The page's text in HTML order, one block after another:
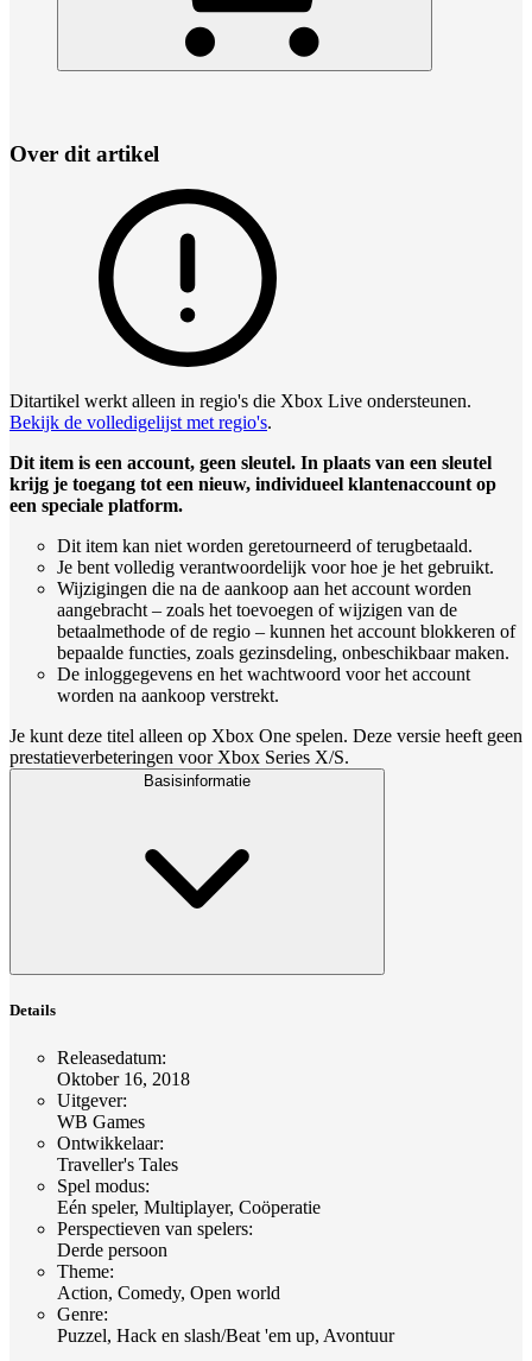
Over dit artikel
Ditartikel werkt alleen in regio's die Xbox Live ondersteunen.
Bekijk de volledigelijst met regio's.
Dit item is een account, geen sleutel. In plaats van een sleutel
krijg je toegang tot een nieuw, individueel klantenaccount op
een speciale platform.
Dit item kan niet worden geretourneerd of terugbetaald.
Je bent volledig verantwoordelijk voor hoe je het gebruikt.
Wijzigingen die na de aankoop aan het account worden
aangebracht – zoals het toevoegen of wijzigen van de
betaalmethode of de regio – kunnen het account blokkeren of
bepaalde functies, zoals gezinsdeling, onbeschikbaar maken.
De inloggegevens en het wachtwoord voor het account
worden na aankoop verstrekt.
Je kunt deze titel alleen op Xbox One spelen. Deze versie heeft geen
prestatieverbeteringen voor Xbox Series X/S.
Basisinformatie
Details
Releasedatum:
Oktober 16, 2018
Uitgever:
WB Games
Ontwikkelaar:
Traveller's Tales
Spel modus:
Eén speler, Multiplayer, Coöperatie
Perspectieven van spelers:
Derde persoon
Theme:
Action, Comedy, Open world
Genre:
Puzzel, Hack en slash/Beat 'em up, Avontuur